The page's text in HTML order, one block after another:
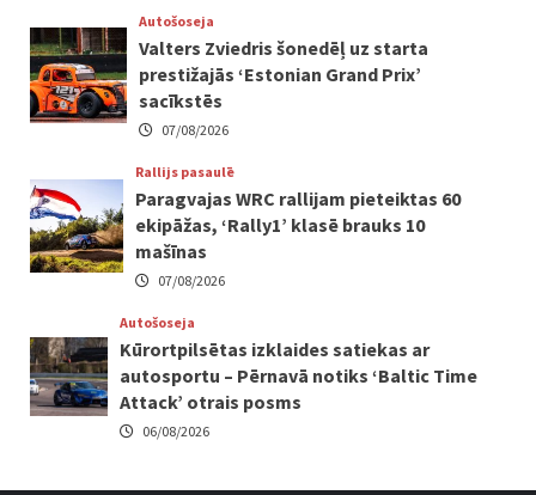
Autošoseja
Valters Zviedris šonedēļ uz starta
prestižajās ‘Estonian Grand Prix’
sacīkstēs
07/08/2026
Rallijs pasaulē
Paragvajas WRC rallijam pieteiktas 60
ekipāžas, ‘Rally1’ klasē brauks 10
mašīnas
07/08/2026
Autošoseja
Kūrortpilsētas izklaides satiekas ar
autosportu – Pērnavā notiks ‘Baltic Time
Attack’ otrais posms
06/08/2026